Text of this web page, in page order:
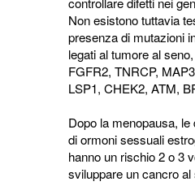
Non esistono tuttavia
presenza di mutazioni
legati al tumore al
FGFR2, TNRCP,
LSP1, CHEK2, ATM,
Dopo la menopausa,
di ormoni sessuali
hanno un rischio 2 o 3
sviluppare un cancro